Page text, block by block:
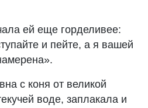
ей еще горделивее:
и пейте, а я вашей
с коня от великой
воде, заплакала и